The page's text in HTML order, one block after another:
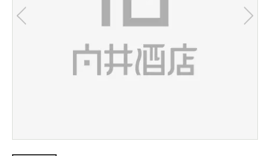
会社情報